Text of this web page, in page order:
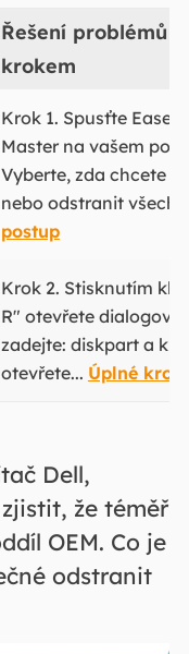
Řešení problémů
krokem
Krok 1. Spusťte
Master na vašem
Vyberte, zda chcete
nebo odstranit
postup
Krok 2. Stisknutím
R" otevřete dialogové
zadejte: diskpart a
otevřete... Úplné
Dell,
že téměř
OEM. Co je
odstranit